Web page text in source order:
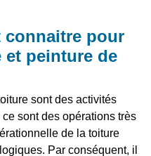
connaitre pour
et peinture de
sont des activités
sont des opérations très
de la toiture
Par conséquent, il